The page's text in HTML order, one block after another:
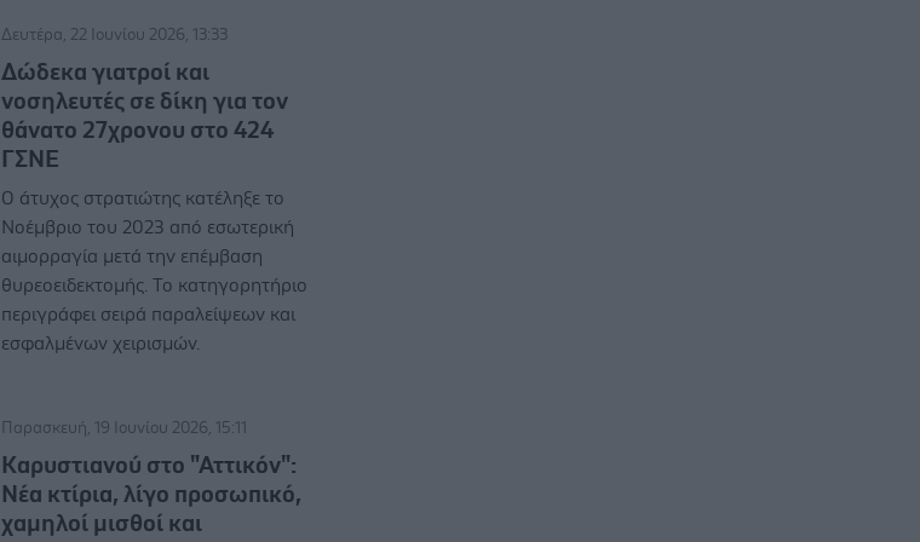
Δευτέρα, 22 Ιουνίου 2026, 13:33
Δώδεκα γιατροί και
νοσηλευτές σε δίκη για τον
θάνατο 27χρονου στο 424
ΓΣΝΕ
Ο άτυχος στρατιώτης κατέληξε το
Νοέμβριο του 2023 από εσωτερική
αιμορραγία μετά την επέμβαση
θυρεοειδεκτομής. Το κατηγορητήριο
περιγράφει σειρά παραλείψεων και
εσφαλμένων χειρισμών.
Παρασκευή, 19 Ιουνίου 2026, 15:11
Καρυστιανού στο "Αττικόν":
Νέα κτίρια, λίγο προσωπικό,
χαμηλοί μισθοί και